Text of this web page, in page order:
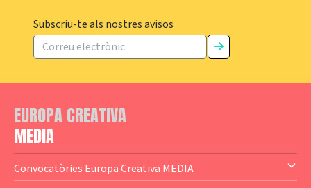
Subscriu-te als nostres avisos
EUROPA CREATIVA
MEDIA
Convocatòries Europa Creativa MEDIA